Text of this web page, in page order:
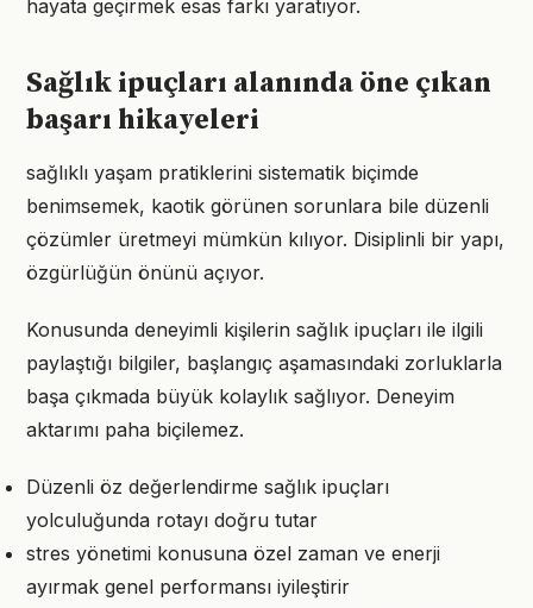
hayata geçirmek esas farkı yaratıyor.
Sağlık ipuçları alanında öne çıkan
başarı hikayeleri
sağlıklı yaşam pratiklerini sistematik biçimde
benimsemek, kaotik görünen sorunlara bile düzenli
çözümler üretmeyi mümkün kılıyor. Disiplinli bir yapı,
özgürlüğün önünü açıyor.
Konusunda deneyimli kişilerin sağlık ipuçları ile ilgili
paylaştığı bilgiler, başlangıç aşamasındaki zorluklarla
başa çıkmada büyük kolaylık sağlıyor. Deneyim
aktarımı paha biçilemez.
Düzenli öz değerlendirme sağlık ipuçları
yolculuğunda rotayı doğru tutar
stres yönetimi konusuna özel zaman ve enerji
ayırmak genel performansı iyileştirir